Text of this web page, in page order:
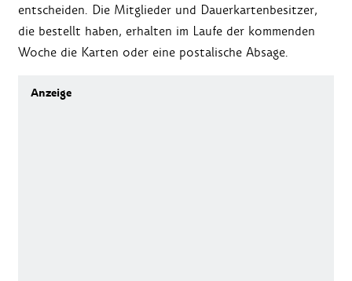
entscheiden. Die Mitglieder und Dauerkartenbesitzer,
die bestellt haben, erhalten im Laufe der kommenden
Woche die Karten oder eine postalische Absage.